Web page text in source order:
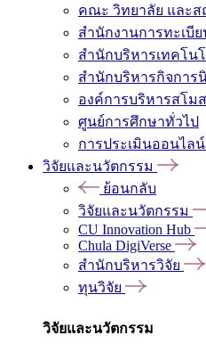
คณะ วิทยาลัย และส
สำนักงานการทะเบี
สำนักบริหารเทคโน
สำนักบริหารกิจการ
องค์การบริหารสโม
ศูนย์การศึกษาทั่วไป
การประเมินออนไล
วิจัยและนวัตกรรม
ย้อนกลับ
วิจัยและนวัตกรรม
CU Innovation Hub
Chula DigiVerse
สำนักบริหารวิจัย
ทุนวิจัย
วิจัยและนวัตกรรม